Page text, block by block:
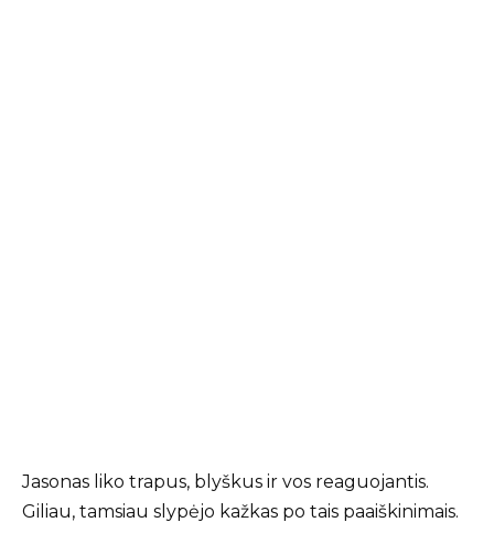
Jasonas liko trapus, blyškus ir vos reaguojantis.
Giliau, tamsiau slypėjo kažkas po tais paaiškinimais.